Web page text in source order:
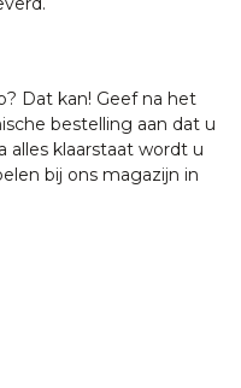
Dat kan! Geef na het
bestelling aan dat u
alles klaarstaat wordt u
bij ons magazijn in